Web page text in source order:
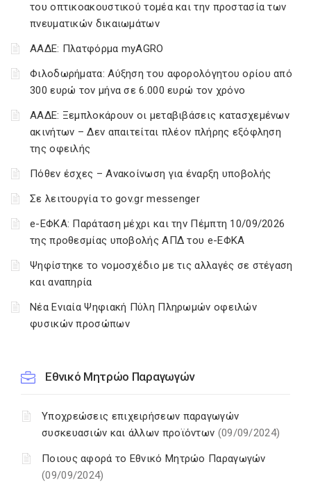
του οπτικοακουστικού τομέα και την προστασία των
πνευματικών δικαιωμάτων
ΑΑΔΕ: Πλατφόρμα myAGRO
Φιλοδωρήματα: Αύξηση του αφορολόγητου ορίου από
300 ευρώ τον μήνα σε 6.000 ευρώ τον χρόνο
ΑΑΔΕ: Ξεμπλοκάρουν οι μεταβιβάσεις κατασχεμένων
ακινήτων – Δεν απαιτείται πλέον πλήρης εξόφληση
της οφειλής
Πόθεν έσχες – Ανακοίνωση για έναρξη υποβολής
Σε λειτουργία το gov.gr messenger
e-ΕΦΚΑ: Παράταση μέχρι και την Πέμπτη 10/09/2026
της προθεσμίας υποβολής ΑΠΔ του e-ΕΦΚΑ
Ψηφίστηκε το νομοσχέδιο με τις αλλαγές σε στέγαση
και αναπηρία
Νέα Ενιαία Ψηφιακή Πύλη Πληρωμών οφειλών
φυσικών προσώπων
Εθνικό Μητρώο Παραγωγών
Υποχρεώσεις επιχειρήσεων παραγωγών
συσκευασιών και άλλων προϊόντων (09/09/2024)
Ποιους αφορά το Εθνικό Μητρώο Παραγωγών
(09/09/2024)